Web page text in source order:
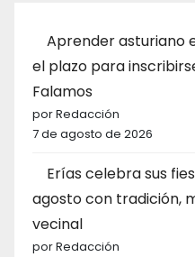
Aprender asturiano
el plazo para
Falamos
por Redacción
7 de agosto de 2026
Erías celebra sus
agosto con tradición,
vecinal
por Redacción